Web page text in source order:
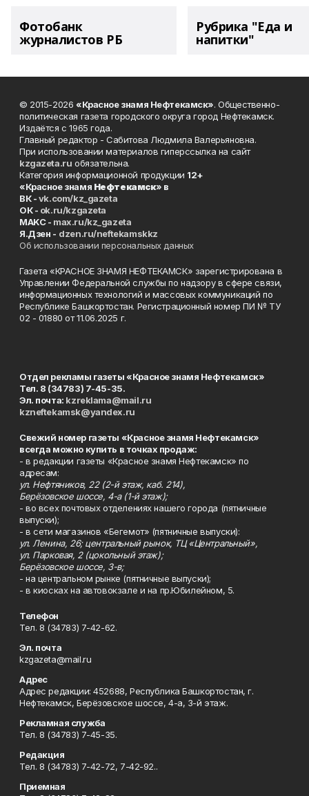
Фотобанк
журналистов РБ
Рубрика "Еда и
напитки"
© 2015-2026 «Красное знамя Нефтекамск». Общественно-
политическая газета городского округа город Нефтекамск.
Издаётся с 1965 года.
Главный редактор - Сабитова Людмила Валерьяновна.
При использовании материалов гиперссылка на сайт
kzgazeta.ru обязательна.
Категория информационной продукции 12+
«Красное знамя Нефтекамск» в
ВК -vk.com/kz_gazeta
ОК - ok.ru/kzgazeta
MAKC - max.ru/kz_gazeta
Я.Дзен - dzen.ru/neftekamskkz
Об использовании персональных данных
Газета «КРАСНОЕ ЗНАМЯ НЕФТЕКАМСК» зарегистрирована в
Управлении Федеральной службы по надзору в сфере связи,
информационных технологий и массовых коммуникаций по
Республике Башкортостан. Регистрационный номер ПИ № ТУ
02 - 01880 от 11.06.2025 г.
Отдел рекламы газеты «Красное знамя Нефтекамск»
Тел. 8 (34783) 7-45-35.
Эл. почта: kzreklama@mail.ru
kzneftekamsk@yandex.ru
Свежий номер газеты «Красное знамя Нефтекамск»
всегда можно купить в точках продаж:
- в редакции газеты «Красное знамя Нефтекамск» по
адресам:
ул. Нефтяников, 22 (2-й этаж, каб. 214),
Берёзовское шоссе, 4-а (1-й этаж);
- во всех почтовых отделениях нашего города (пятничные
выпуски);
- в сети магазинов «Бегемот» (пятничные выпуски):
ул. Ленина, 26; центральный рынок, ТЦ «Центральный»,
ул. Парковая, 2 (цокольный этаж);
Берёзовское шоссе, 3-в;
- на центральном рынке (пятничные выпуски);
- в киосках на автовокзале и на пр.Юбилейном, 5.
Телефон
Тел. 8 (34783) 7-42-62.
Эл. почта
kzgazeta@mail.ru
Адрес
Адрес редакции: 452688, Республика Башкортостан, г.
Нефтекамск, Берёзовское шоссе, 4-а, 3-й этаж.
Рекламная служба
Тел. 8 (34783) 7-45-35.
Редакция
Тел. 8 (34783) 7-42-72, 7-42-92..
Приемная